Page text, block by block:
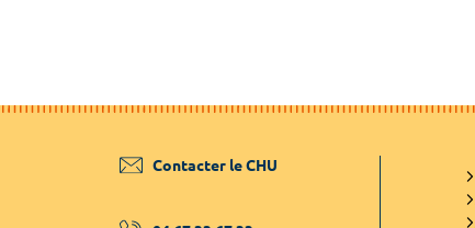
Contacter le CHU